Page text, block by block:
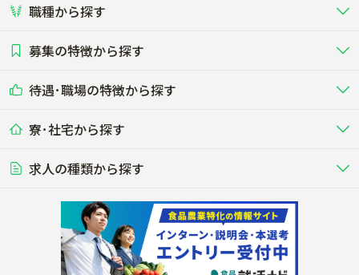
東海
短期アルバイト
その他（独立・副業など）
畜産（酪農･肉牛･養豚･養鶏など）
酪農
する牧場
養豚
る養豚場
レースで活躍する馬の手入れや子馬
その他畜産
その他動物の畜産業（羊、ウズラな
ど）
畑・圃場で野菜・穀物を生産 ビニールハウスで多様な野菜の生産
稲作
ビニールハウスで観賞用植物の栽
植物工場
環境制御された工場で野菜の生産管
理
農業資材･肥料
農場設備・肥料・飼料の生産・流
農業用の機械・機材の開発・販
流通･商社
農産物・農産品の物流・卸し・輸出
入
その他業種
木材の植林・伐採・加工、または
漁業･養殖
魚介類の採捕・養殖、または水産加
工場
職種から探す
農場･牧場･現場職
専門職（獣医師･人工授精師･
研究･開発 WEB･IT
その他職種
募集の特徴から探す
未経験歓迎
学歴不問
50代採用実績あり
AT免許OK
内定まで最短1週間 管理者･幹部採用
待遇･職場の特徴から探す
社会保険完備
食事補助あり
年間休日100日以上
経験者優遇 独立支援可能
寮･社宅から探す
単身寮あり
寮･社宅相談可
求人の種類から探す
転職おまかせ求人